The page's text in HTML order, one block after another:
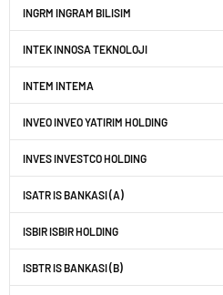
INGRM INGRAM BILISIM
INTEK INNOSA TEKNOLOJI
INTEM INTEMA
INVEO INVEO YATIRIM HOLDING
INVES INVESTCO HOLDING
ISATR IS BANKASI (A)
ISBIR ISBIR HOLDING
ISBTR IS BANKASI (B)